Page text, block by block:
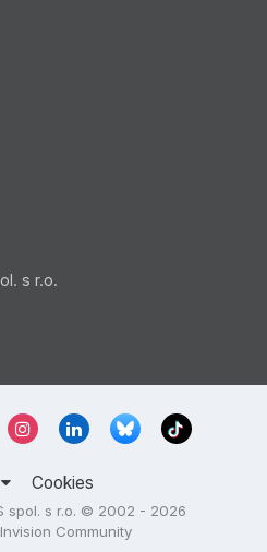
s r.o.
Cookies
spol. s r.o. © 2002 - 2026
Community